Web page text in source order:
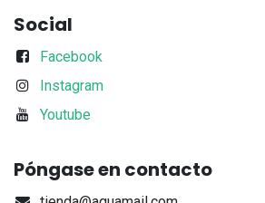
Social
Facebook
Instagram
Youtube
Póngase en contacto